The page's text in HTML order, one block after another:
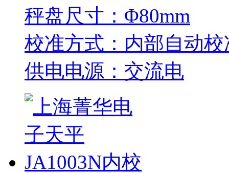
秤盘尺寸：Φ80mm
校准方式：内部自动校
供电电源：交流电